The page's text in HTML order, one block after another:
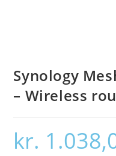
Synology
– Wireless
kr.